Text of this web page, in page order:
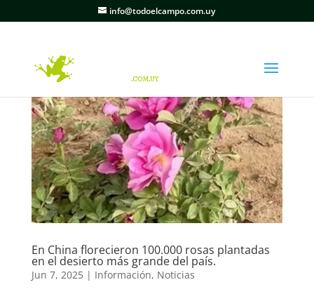
info@todoelcampo.com.uy
En China florecieron 100.000 rosas plantadas
en el desierto más grande del país.
Jun 7, 2025| Información, Noticias